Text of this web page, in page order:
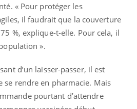
« Pour protéger les
il faudrait que la couverture
%, explique-t-elle. Pour cela, il
».
d’un laisser-passer, il est
se rendre en pharmacie. Mais
pourtant d’attendre